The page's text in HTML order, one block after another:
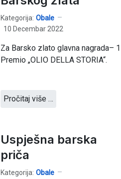
Kategorija: Obale
10 Decembar 2022
Za Barsko zlato glavna nagrada– 1
Premio „OLIO DELLA STORIA“.
Pročitaj više …
Uspješna barska
priča
Kategorija: Obale